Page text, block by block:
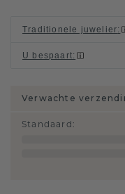
Traditionele juwelier:
U bespaart:
Verwachte
Standaard :